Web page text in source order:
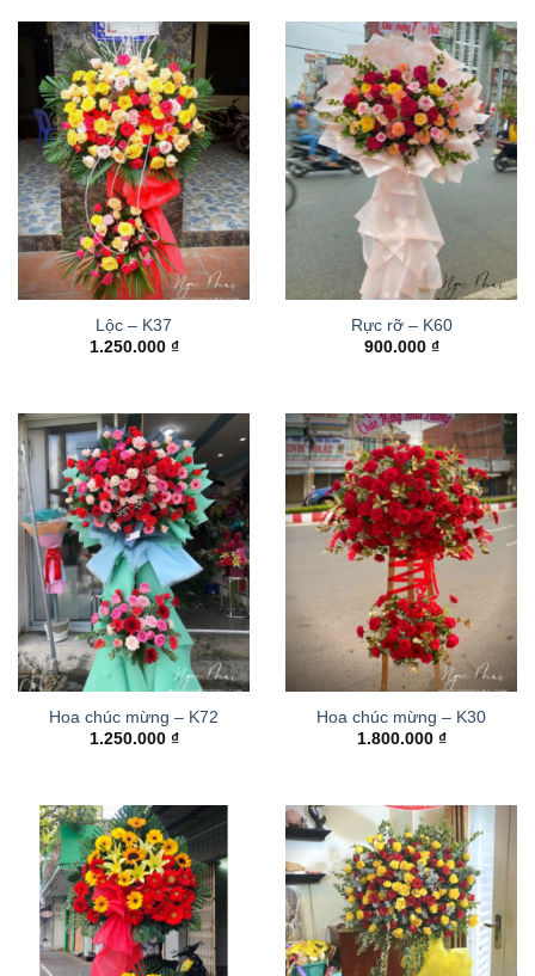
Lộc – K37
1.250.000 ₫
Rực rỡ – K60
900.000 ₫
Hoa chúc mừng – K72
1.250.000 ₫
Hoa chúc mừng – K30
1.800.000 ₫